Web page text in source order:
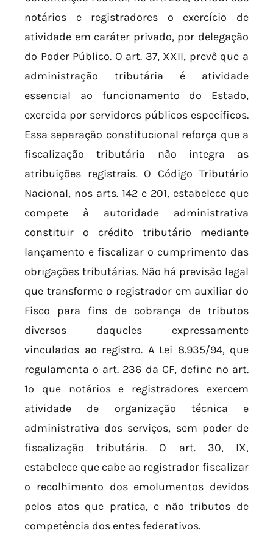
notários e registradores o exercício de
atividade em caráter privado, por delegação
do Poder Público. O art. 37, XXII, prevê que a
administração tributária é atividade
essencial ao funcionamento do Estado,
exercida por servidores públicos específicos.
Essa separação constitucional reforça que a
fiscalização tributária não integra as
atribuições registrais. O Código Tributário
Nacional, nos arts. 142 e 201, estabelece que
compete à autoridade administrativa
constituir o crédito tributário mediante
lançamento e fiscalizar o cumprimento das
obrigações tributárias. Não há previsão legal
que transforme o registrador em auxiliar do
Fisco para fins de cobrança de tributos
diversos daqueles expressamente
vinculados ao registro. A Lei 8.935/94, que
regulamenta o art. 236 da CF, define no art.
1º que notários e registradores exercem
atividade de organização técnica e
administrativa dos serviços, sem poder de
fiscalização tributária. O art. 30, IX,
estabelece que cabe ao registrador fiscalizar
o recolhimento dos emolumentos devidos
pelos atos que pratica, e não tributos de
competência dos entes federativos.